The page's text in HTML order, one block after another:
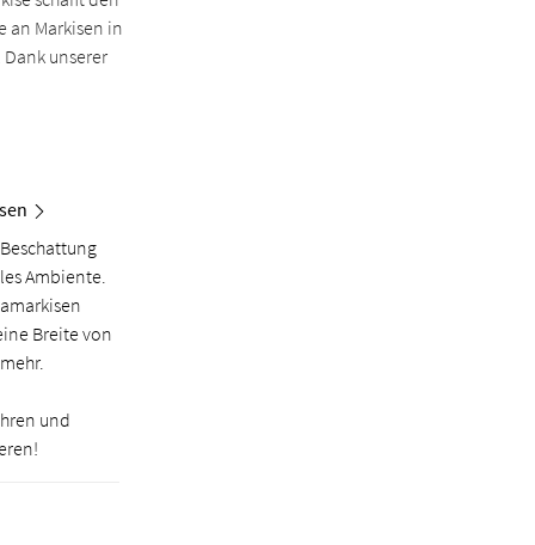
an Markisen in
unserer
Ambiente.
Breite von
und